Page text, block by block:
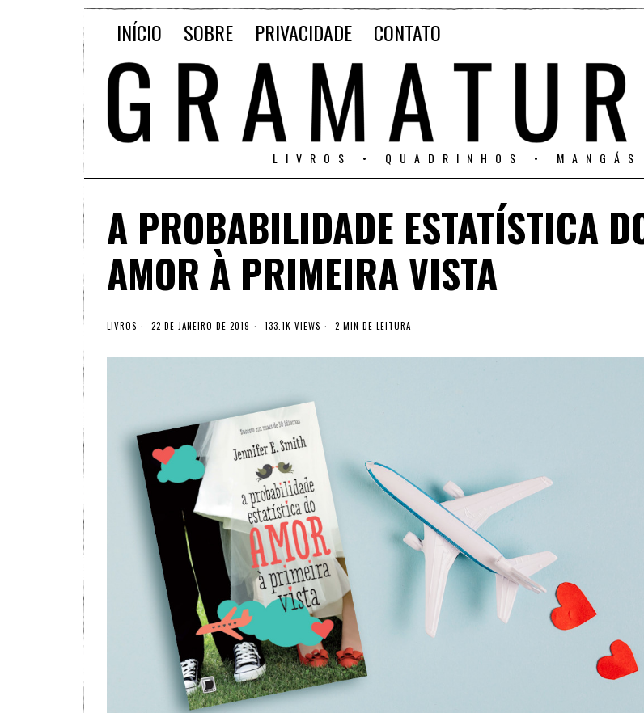
INÍCIO SOBRE PRIVACIDADE CONTATO
LIVROS • QUADRINHOS •
A PROBABILIDADE ESTATÍSTICA
AMOR À PRIMEIRA VISTA
LIVROS 22 DE JANEIRO DE 2019 133.1K VIEWS 2 MIN DE LEITURA